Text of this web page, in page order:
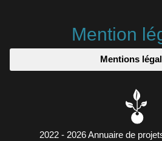
Mention
Mentions
2022 - 2026 Annuaire de